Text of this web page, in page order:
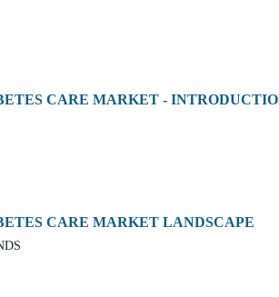
CARE MARKET -
CARE MARKET LANDSCAPE